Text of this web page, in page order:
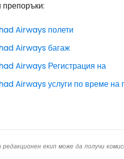
препоръки:
Airways полети
Airways багаж
Airways Регистрация на
Airways услуги по време на
екип може да получи